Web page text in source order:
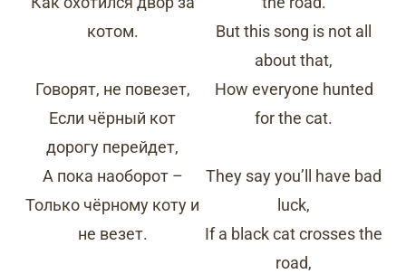
котом.
Говорят, не повезет,
Если чёрный кот
дорогу перейдет,
А пока наоборот –
Только чёрному коту и
не везет.
But this song is not all
about that,
How everyone hunted
for the cat.
They say you’ll have bad
luck,
If a black cat crosses the
road,